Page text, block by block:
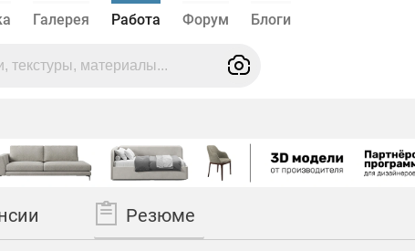
Галерея Работа Форум Блоги
Резюме